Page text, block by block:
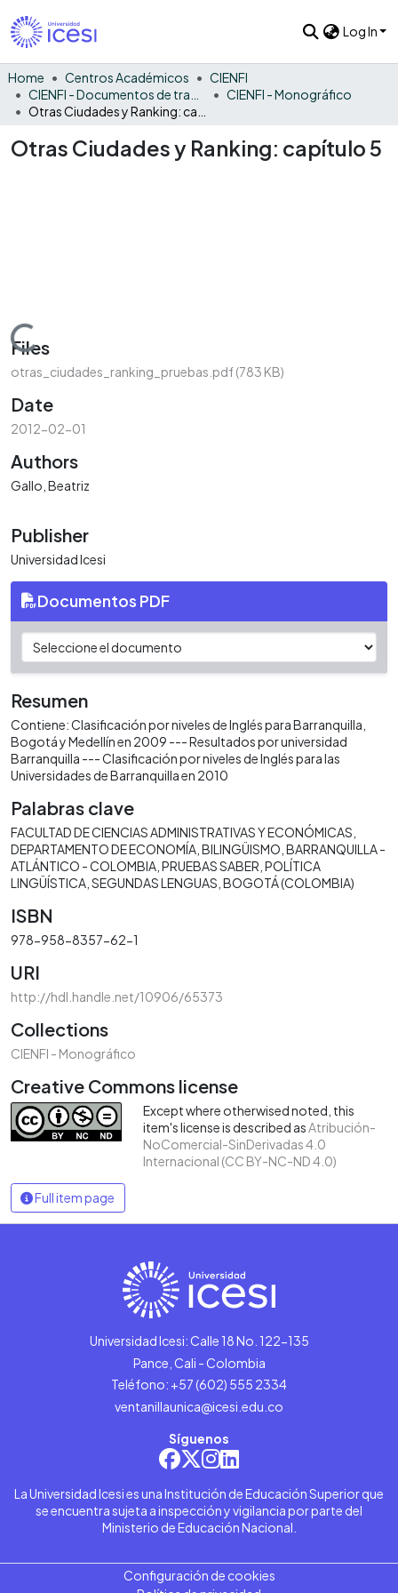
Log In
Home Centros Académicos
CIENFI
CIENFI - Monográfico
Otras Ciudades y Ranking: capítulo 5
Loading...
Files
otras_ciudades_ranking_pruebas.pdf(783 KB)
Date
2012-02-01
Authors
Gallo, Beatriz
Publisher
Universidad Icesi
Documentos PDF
Resumen
Contiene: Clasificación por niveles de Inglés para Barranquilla,
Bogotá y Medellín en 2009 --- Resultados por universidad
Barranquilla --- Clasificación por niveles de Inglés para las
Universidades de Barranquilla en 2010
Palabras clave
FACULTAD DE CIENCIAS ADMINISTRATIVAS Y ECONÓMICAS
DEPARTAMENTO DE ECONOMÍA BILINGÜISMO BARRANQUILLA -
ATLÁNTICO - COLOMBIA PRUEBAS SABER POLÍTICA
LINGÜÍSTICA SEGUNDAS LENGUAS BOGOTÁ (COLOMBIA)
ISBN
978-958-8357-62-1
URI
http://hdl.handle.net/10906/65373
Collections
CIENFI - Monográfico
Creative Commons license
Except where otherwised noted, this
item's license is described asAtribución-
NoComercial-SinDerivadas 4.0
Internacional (CC BY-NC-ND 4.0)
Full item page
Universidad Icesi: Calle 18 No. 122-135
Pance, Cali - Colombia
Teléfono: +57 (602) 555 2334
ventanillaunica@icesi.edu.co
Síguenos
La Universidad Icesi es una Institución de Educación Superior que
se encuentra sujeta a inspección y vigilancia por parte del
Ministerio de Educación Nacional.
Configuración de cookies